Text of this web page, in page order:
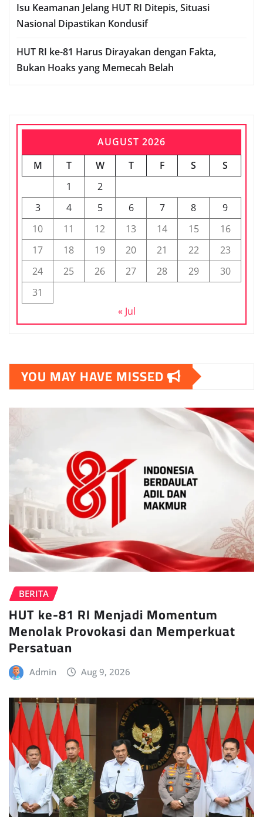
Isu Keamanan Jelang HUT RI Ditepis, Situasi
Nasional Dipastikan Kondusif
HUT RI ke-81 Harus Dirayakan dengan Fakta,
Bukan Hoaks yang Memecah Belah
AUGUST 2026
M
T W T F S
S
1
2
3
4 5 6 7 8
9
10
11 12 13 14 15
16
17
18 19 20 21 22
23
24
25 26 27 28 29
30
31
« Jul
YOU MAY HAVE MISSED
BERITA
HUT ke-81 RI Menjadi Momentum
Menolak Provokasi dan Memperkuat
Persatuan
Admin Aug 9, 2026